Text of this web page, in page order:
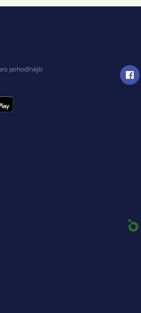
pohodlnější